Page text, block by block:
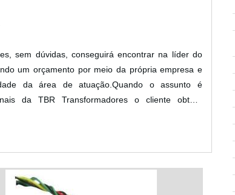
sem dúvidas, conseguirá encontrar na líder do
um orçamento por meio da própria empresa e
da área de atuação.Quando o assunto é
da TBR Transformadores o cliente obterá